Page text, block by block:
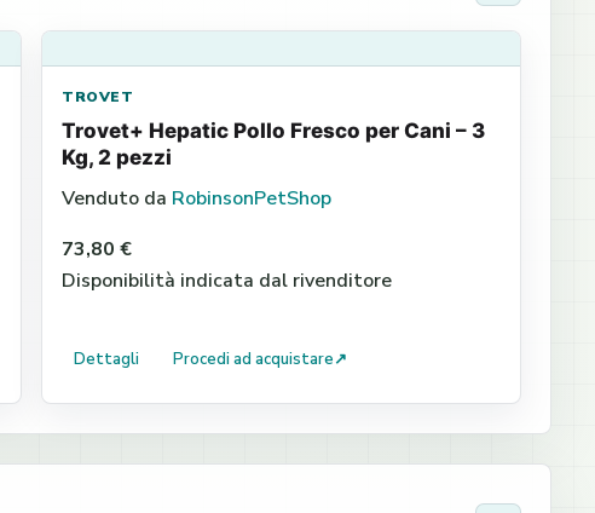
TROVET
Trovet+ Hepatic Pollo Fresco per Cani – 3
Kg, 2 pezzi
Venduto da RobinsonPetShop
73,80 €
Disponibilità indicata dal rivenditore
Dettagli Procedi ad acquistare↗